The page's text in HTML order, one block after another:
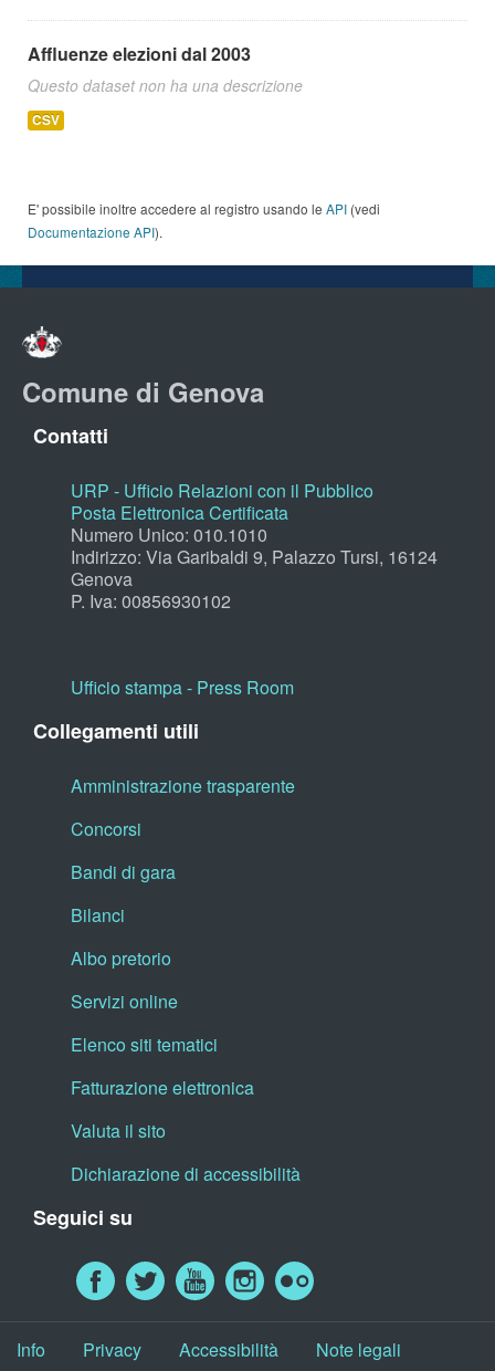
Affluenze elezioni dal 2003
Questo dataset non ha una descrizione
CSV
E' possibile inoltre accedere al registro usando le API (vedi
Documentazione API).
Comune di Genova
Contatti
URP - Ufficio Relazioni con il Pubblico
Posta Elettronica Certificata
Numero Unico: 010.1010
Indirizzo: Via Garibaldi 9, Palazzo Tursi, 16124
Genova
P. Iva: 00856930102
Ufficio stampa - Press Room
Collegamenti utili
Amministrazione trasparente
Concorsi
Bandi di gara
Bilanci
Albo pretorio
Servizi online
Elenco siti tematici
Fatturazione elettronica
Valuta il sito
Dichiarazione di accessibilità
Seguici su
Info Privacy Accessibilità Note legali